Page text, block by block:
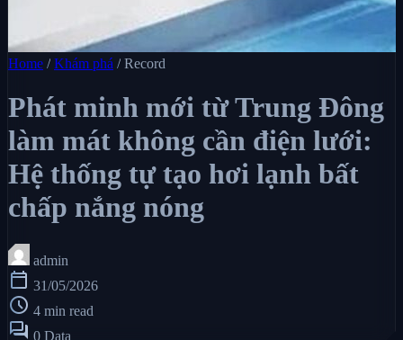
Home / Khám phá / Record
Phát minh mới từ Trung Đông
làm mát không cần điện lưới:
Hệ thống tự tạo hơi lạnh bất
chấp nắng nóng
admin
calendar_today 31/05/2026
schedule 4 min read
forum 0 Data